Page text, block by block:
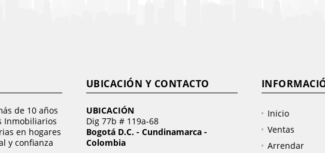
de 10 años
Inmobiliarios
en hogares
y confianza
UBICACIÓN Y CONTACTO
UBICACIÓN
Dig 77b # 119a-68
Bogotá D.C. - Cundinamarca -
Colombia
Inicio
Ventas
Arrendar